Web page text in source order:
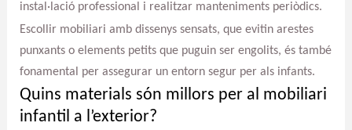
instal·lació professional i realitzar manteniments periòdics.
Escollir mobiliari amb dissenys sensats, que evitin arestes
punxants o elements petits que puguin ser engolits, és també
fonamental per assegurar un entorn segur per als infants.
Quins materials són millors per al mobiliari
infantil a l’exterior?